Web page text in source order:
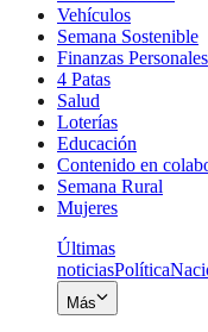
Vehículos
Semana Sostenible
Finanzas Personales
4 Patas
Salud
Loterías
Educación
Contenido en
Semana Rural
Mujeres
Últimas
noticiasPolítica
Más